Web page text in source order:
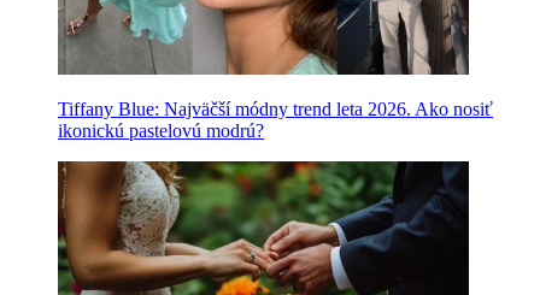
Tiffany Blue: Najväčší módny trend leta 2026. Ako nosiť
ikonickú pastelovú modrú?